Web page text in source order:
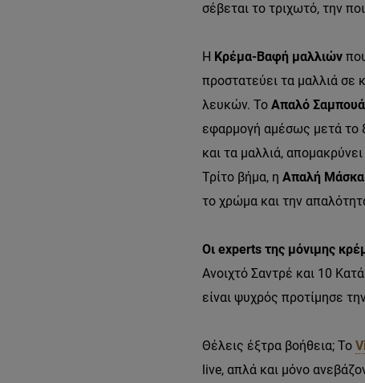
σέβεται το τριχωτό, την
Η Κρέμα-Βαφή μαλλιών
προστατεύει τα μαλλιά σε
λευκών. Το Απαλό
εφαρμογή αμέσως μετά το
και τα μαλλιά,
Τρίτο βήμα, η Απαλή
το χρώμα και την
Οι experts της μόνιμης
Ανοιχτό Σαντρέ και 10
είναι ψυχρός προτίμησε
Θέλεις έξτρα βοήθεια; Το
live, απλά και μόνο